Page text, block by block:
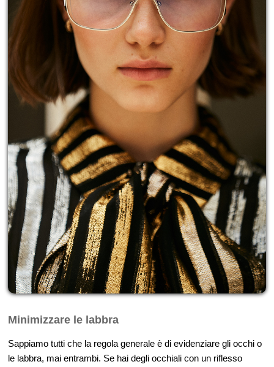
Minimizzare le labbra
Sappiamo tutti che la regola generale è di evidenziare gli occhi o
le labbra, mai entrambi. Se hai degli occhiali con un riflesso